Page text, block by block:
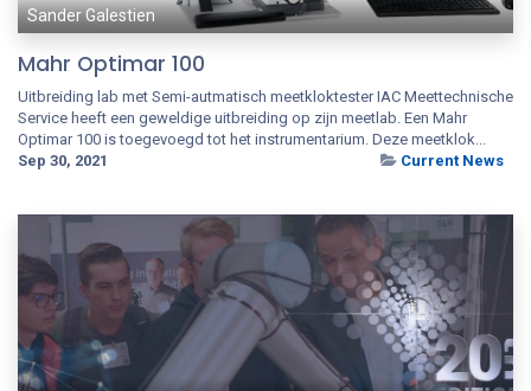
Sander Galestien
Mahr Optimar 100
Uitbreiding lab met Semi-autmatisch meetkloktester IAC Meettechnische
Service heeft een geweldige uitbreiding op zijn meetlab. Een Mahr
Optimar 100 is toegevoegd tot het instrumentarium. Deze meetklok...
Sep 30, 2021
Current News